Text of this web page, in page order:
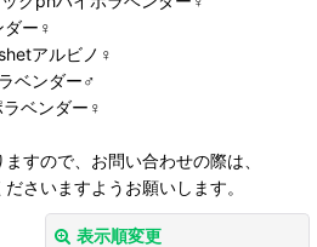
ダー♀
アルビノ♀
ベンダー♂
ベンダー♀
すので、お問い合わせの際は、
さいますようお願いします。
表示順変更